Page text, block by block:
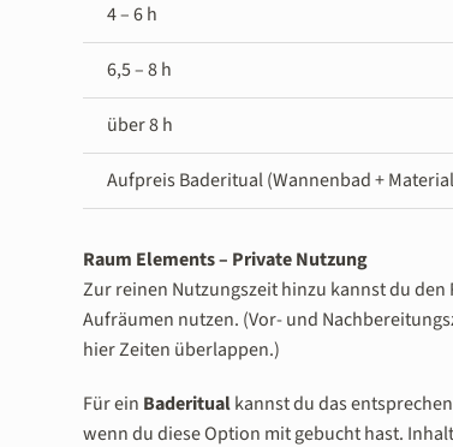
4 – 6 h
6,5 – 8 h
über 8 h
Aufpreis Baderitual (Wannenbad +
Raum Elements – Private Nutzung
Zur reinen Nutzungszeit hinzu kannst du
Aufräumen nutzen. (Vor- und
hier Zeiten überlappen.)
Für ein Baderitualkannst du das
wenn du diese Option mit gebucht hast.